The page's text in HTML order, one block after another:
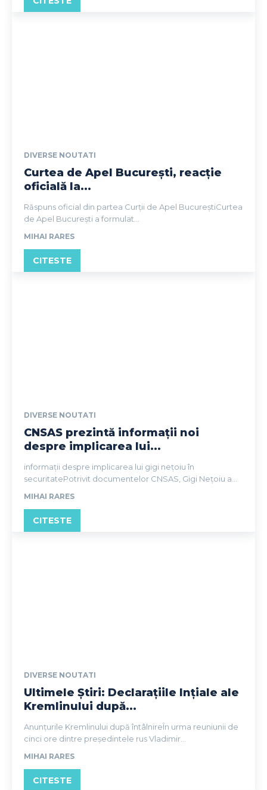
DIVERSE NOUTATI
Curtea de Apel București, reacție
oficială la...
Răspuns oficial din partea Curții de Apel BucureștiCurtea
de Apel București a formulat...
MIHAI RARES
CITESTE
DIVERSE NOUTATI
CNSAS prezintă informații noi
despre implicarea lui...
informații despre implicarea lui gigi nețoiu în
securitatePotrivit documentelor CNSAS, Gigi Nețoiu a...
MIHAI RARES
CITESTE
DIVERSE NOUTATI
Ultimele Știri: Declarațiile Ințiale ale
Kremlinului după...
Anunțurile Kremlinului după întâlnireÎn urma reuniunii de
cinci ore dintre președintele rus Vladimir...
MIHAI RARES
CITESTE